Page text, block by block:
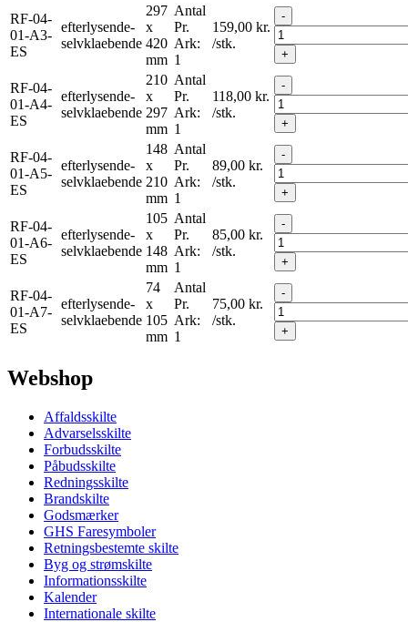
RF-04-
01-A3-
ES
efterlysende-
selvklaebende
297
x
420
mm
Antal
Pr.
Ark:
1
159,00 kr.
/stk.
-
+
RF-04-
01-A4-
ES
efterlysende-
selvklaebende
210
x
297
mm
Antal
Pr.
Ark:
1
118,00 kr.
/stk.
-
+
RF-04-
01-A5-
ES
efterlysende-
selvklaebende
148
x
210
mm
Antal
Pr.
Ark:
1
89,00 kr.
/stk.
-
+
RF-04-
01-A6-
ES
efterlysende-
selvklaebende
105
x
148
mm
Antal
Pr.
Ark:
1
85,00 kr.
/stk.
-
+
RF-04-
01-A7-
ES
efterlysende-
selvklaebende
74
x
105
mm
Antal
Pr.
Ark:
1
75,00 kr.
/stk.
-
+
Webshop
Affaldsskilte
Advarselsskilte
Forbudsskilte
Påbudsskilte
Redningsskilte
Brandskilte
Godsmærker
GHS Faresymboler
Retningsbestemte skilte
Byg og strømskilte
Informationsskilte
Kalender
Internationale skilte